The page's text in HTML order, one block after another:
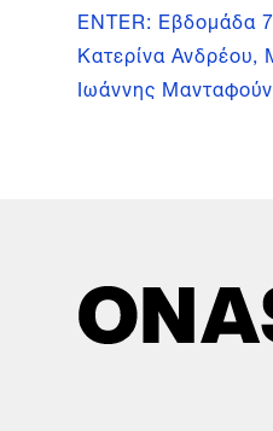
ENTER: Εβδομάδα 7
Κατερίνα Ανδρέου,
Ιωάννης